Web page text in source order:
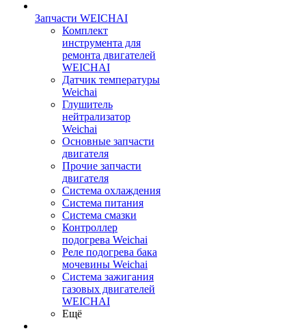
Запчасти WEICHAI
Комплект
инструмента для
ремонта двигателей
WEICHAI
Датчик температуры
Weichai
Глушитель
нейтрализатор
Weichai
Основные запчасти
двигателя
Прочие запчасти
двигателя
Система охлаждения
Система питания
Система смазки
Контроллер
подогрева Weichai
Реле подогрева бака
мочевины Weichai
Система зажигания
газовых двигателей
WEICHAI
Ещё